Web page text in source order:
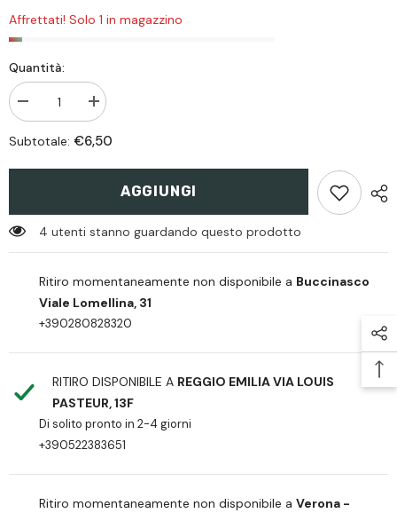
Affrettati! Solo 1 in magazzino
Quantità:
Diminiusci
quantità
per
Patch
Aumenta
quantità
per
Patch
Subtotale: €6,50
AGGIUNGI
4 utenti stanno guardando questo prodotto
Ritiro momentaneamente non disponibile a Buccinasco
Viale Lomellina, 31
+390280828320
RITIRO DISPONIBILE A REGGIO EMILIA VIA LOUIS
PASTEUR, 13F
Di solito pronto in 2-4 giorni
+390522383651
Ritiro momentaneamente non disponibile a Verona -